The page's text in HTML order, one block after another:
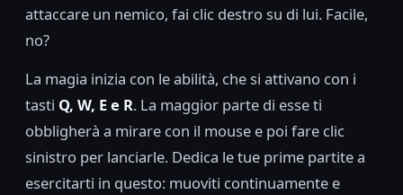
attaccare un nemico, fai clic destro su di lui. Facile,
no?
La magia inizia con le abilità, che si attivano con i
tasti Q, W, E e R. La maggior parte di esse ti
obbligherà a mirare con il mouse e poi fare clic
sinistro per lanciarle. Dedica le tue prime partite a
esercitarti in questo: muoviti continuamente e